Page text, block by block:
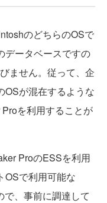
のどちらのOSで
データベースですの
ません。従って、企
OSが混在するような
を利用することが
ProのESSを利用
OSで利用可能な
、事前に調達して